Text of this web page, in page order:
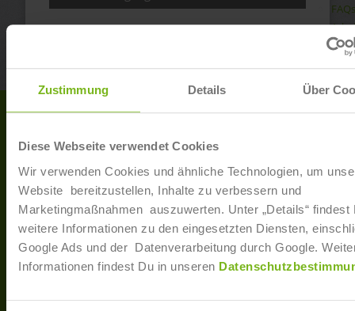
Zustimmung Details Über
Diese Webseite verwendet Cookies
Wir verwenden Cookies und ähnliche Technologien, um
Website bereitzustellen, Inhalte zu verbessern und
Marketingmaßnahmen auszuwerten. Unter „Details“ findest
weitere Informationen zu den eingesetzten Diensten,
Google Ads und der Datenverarbeitung durch Google.
Informationen findest Du in unseren
FAQs
Kontakt
IST-Studieninstitut GmbH
40233 Düsseldorf
T: +49 (0)211 / 866 68 - 13
F: +49 (0)211 / 866 68 - 30
E-Mail: info@joborama.de